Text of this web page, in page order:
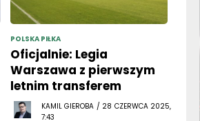
POLSKA PIŁKA
Oficjalnie: Legia
Warszawa z pierwszym
letnim transferem
KAMIL GIEROBA / 28 CZERWCA 2025,
7:43